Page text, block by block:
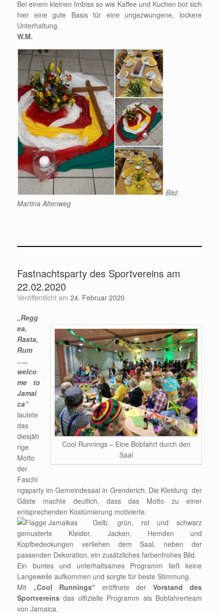
Bei einem kleinen Imbiss so wie Kaffee und Kuchen bot sich
hier eine gute Basis für eine ungezwungene, lockere
Unterhaltung.
W.M.
Bild:
Martina Altenweg
Fastnachtsparty des Sportvereins am
22.02.2020
Veröffentlicht am 24. Februar 2020
Cool Runnings – Eine Bobfahrt durch den
Saal
„Regg
ea,
Rasta,
Rum
…..
welco
me to
Jamai
ca“
lautete
das
diesjäh
rige
Motto
der
Faschi
ngsparty im Gemeindesaal in Grenderich. Die Kleidung der
Gäste machte deutlich, dass das Motto zu einer
entsprechenden Kostümierung motivierte.
Gelb. grün, rot und schwarz
gemusterte Kleider, Jacken, Hemden und
Kopfbedeckungen verliehen dem Saal, neben der
passenden Dekoration, ein zusätzliches farbenfrohes Bild.
Ein buntes und unterhaltsames Programm ließ keine
Langeweile aufkommen und sorgte für beste Stimmung.
Mit „Cool Runnings“ eröffnete derVorstand des
Sportvereins das offizielle Programm als Bobfahrerteam
von Jamaica.